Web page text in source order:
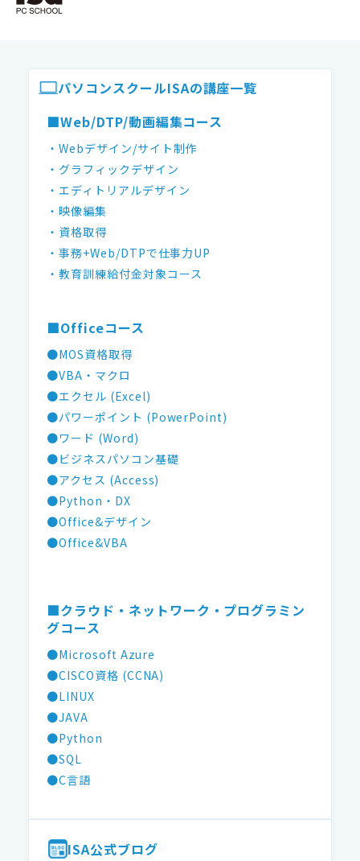
パソコンスクールISAの講座一覧
■Web/DTP/動画編集コース
・Webデザイン/サイト制作
・グラフィックデザイン
・エディトリアルデザイン
・映像編集
・資格取得
・事務+Web/DTPで仕事力UP
・教育訓練給付金対象コース
■Officeコース
●MOS資格取得
●VBA・マクロ
●エクセル (Excel)
●パワーポイント (PowerPoint)
●ワード (Word)
●ビジネスパソコン基礎
●アクセス (Access)
●Python・DX
●Office&デザイン
●Office&VBA
■クラウド・ネットワーク・プログラミン
グコース
●Microsoft Azure
●CISCO資格 (CCNA)
●LINUX
●JAVA
●Python
●SQL
●C言語
ISA公式ブログ